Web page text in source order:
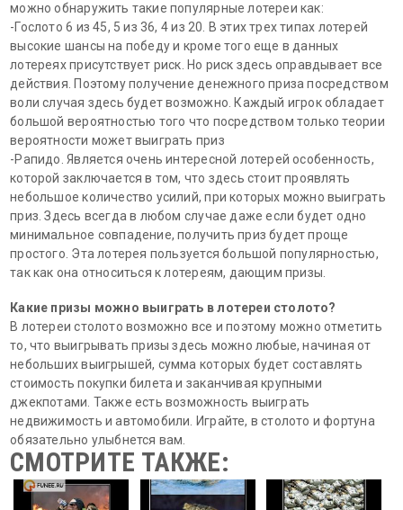
можно обнаружить такие популярные лотереи как:
-Гослото 6 из 45, 5 из 36, 4 из 20. В этих трех типах лотерей
высокие шансы на победу и кроме того еще в данных
лотереях присутствует риск. Но риск здесь оправдывает все
действия. Поэтому получение денежного приза посредством
воли случая здесь будет возможно. Каждый игрок обладает
большой вероятностью того что посредством только теории
вероятности может выиграть приз
-Рапидо. Является очень интересной лотерей особенность,
которой заключается в том, что здесь стоит проявлять
небольшое количество усилий, при которых можно выиграть
приз. Здесь всегда в любом случае даже если будет одно
минимальное совпадение, получить приз будет проще
простого. Эта лотерея пользуется большой популярностью,
так как она относиться к лотереям, дающим призы.
Какие призы можно выиграть в лотереи столото?
В лотереи столото возможно все и поэтому можно отметить
то, что выигрывать призы здесь можно любые, начиная от
небольших выигрышей, сумма которых будет составлять
стоимость покупки билета и заканчивая крупными
джекпотами. Также есть возможность выиграть
недвижимость и автомобили. Играйте, в столото и фортуна
обязательно улыбнется вам.
СМОТРИТЕ ТАКЖЕ: